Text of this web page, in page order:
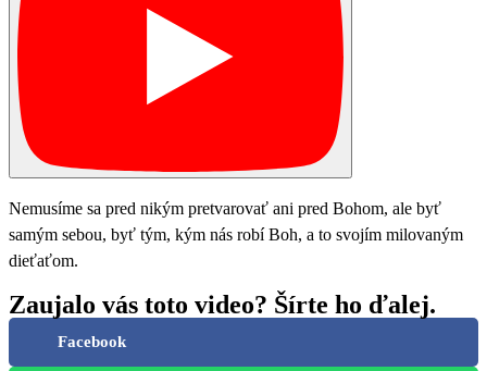
Nemusíme sa pred nikým pretvarovať ani pred Bohom, ale byť
samým sebou, byť tým, kým nás robí Boh, a to svojím milovaným
dieťaťom.
Zaujalo vás toto video? Šírte ho ďalej.
Facebook